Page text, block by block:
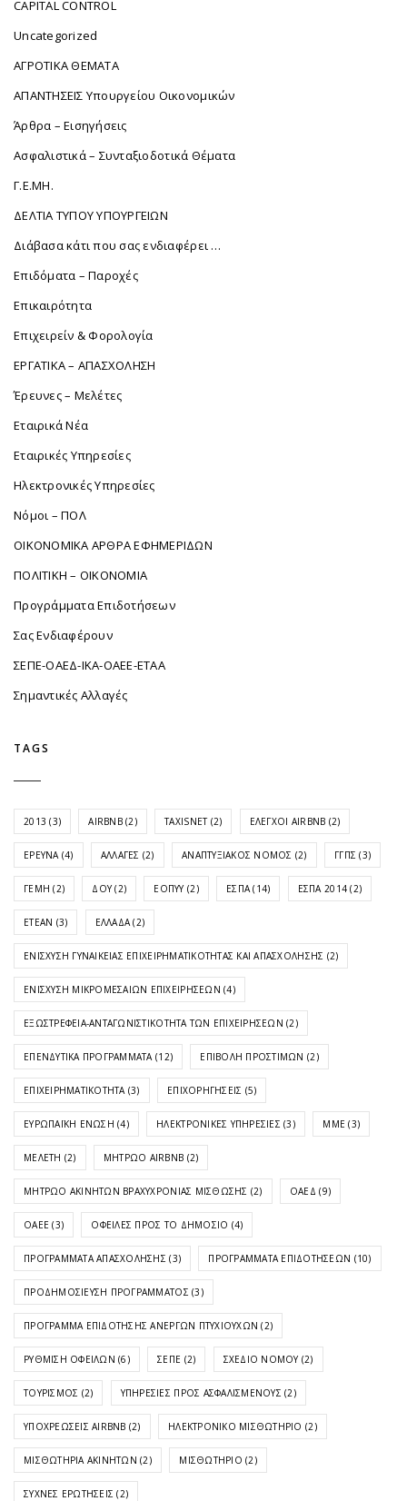
CAPITAL CONTROL
Uncategorized
ΑΓΡΟΤΙΚΑ ΘΕΜΑΤΑ
ΑΠΑΝΤΗΣΕΙΣ Υπουργείου Οικονομικών
Άρθρα – Εισηγήσεις
Ασφαλιστικά – Συνταξιοδοτικά Θέματα
Γ.Ε.ΜΗ.
ΔΕΛΤΙΑ ΤΥΠΟΥ ΥΠΟΥΡΓΕΙΩΝ
Διάβασα κάτι που σας ενδιαφέρει …
Επιδόματα – Παροχές
Επικαιρότητα
Επιχειρείν & Φορολογία
ΕΡΓΑΤΙΚΑ – ΑΠΑΣΧΟΛΗΣΗ
Έρευνες – Μελέτες
Εταιρικά Νέα
Εταιρικές Υπηρεσίες
Ηλεκτρονικές Υπηρεσίες
Νόμοι – ΠΟΛ
ΟΙΚΟΝΟΜΙΚΑ ΑΡΘΡΑ ΕΦΗΜΕΡΙΔΩΝ
ΠΟΛΙΤΙΚΗ – ΟΙΚΟΝΟΜΙΑ
Προγράμματα Επιδοτήσεων
Σας Ενδιαφέρουν
ΣΕΠΕ-ΟΑΕΔ-ΙΚΑ-ΟΑΕΕ-ΕΤΑΑ
Σημαντικές Αλλαγές
TAGS
2013 (3) AIRBNB(2) TAXISNET(2) ΈΛΕΓΧΟΙ AIRBNB (2)
ΈΡΕΥΝΑ (4) ΑΛΛΑΓΈΣ (2) ΑΝΑΠΤΥΞΙΑΚΌΣ ΝΌΜΟΣ (2) ΓΓΠΣ (3)
ΓΕΜΗ (2) ΔΟΥ (2) ΕΟΠΥΥ (2) ΕΣΠΑ (14) ΕΣΠΑ 2014 (2)
ΕΤΕΑΝ (3) ΕΛΛΆΔΑ (2)
ΕΝΊΣΧΥΣΗ ΓΥΝΑΙΚΕΊΑΣ ΕΠΙΧΕΙΡΗΜΑΤΙΚΌΤΗΤΑΣ ΚΑΙ ΑΠΑΣΧΌΛΗΣΗΣ (2)
ΕΝΊΣΧΥΣΗ ΜΙΚΡΟΜΕΣΑΊΩΝ ΕΠΙΧΕΙΡΉΣΕΩΝ (4)
ΕΞΩΣΤΡΈΦΕΙΑ-ΑΝΤΑΓΩΝΙΣΤΙΚΌΤΗΤΑ ΤΩΝ ΕΠΙΧΕΙΡΉΣΕΩΝ (2)
ΕΠΕΝΔΥΤΙΚΆ ΠΡΟΓΡΆΜΜΑΤΑ (12) ΕΠΙΒΟΛΉ ΠΡΟΣΤΊΜΩΝ (2)
ΕΠΙΧΕΙΡΗΜΑΤΙΚΌΤΗΤΑ (3) ΕΠΙΧΟΡΗΓΉΣΕΙΣ (5)
ΕΥΡΩΠΑΪΚΉ ΈΝΩΣΗ (4) ΗΛΕΚΤΡΟΝΙΚΈΣ ΥΠΗΡΕΣΊΕΣ (3) ΜΜΕ (3)
ΜΕΛΈΤΗ (2) ΜΗΤΡΏΟ AIRBNB (2)
ΜΗΤΡΏΟ ΑΚΙΝΉΤΩΝ ΒΡΑΧΥΧΡΌΝΙΑΣ ΜΊΣΘΩΣΗΣ (2) ΟΑΕΔ (9)
ΟΑΕΕ (3) ΟΦΕΙΛΈΣ ΠΡΟΣ ΤΟ ΔΗΜΌΣΙΟ (4)
ΠΡΟΓΡΆΜΜΑΤΑ ΑΠΑΣΧΌΛΗΣΗΣ (3) ΠΡΟΓΡΆΜΜΑΤΑ ΕΠΙΔΟΤΉΣΕΩΝ (10)
ΠΡΟΔΗΜΟΣΊΕΥΣΗ ΠΡΟΓΡΆΜΜΑΤΟΣ (3)
ΠΡΌΓΡΑΜΜΑ ΕΠΙΔΌΤΗΣΗΣ ΑΝΈΡΓΩΝ ΠΤΥΧΙΟΎΧΩΝ (2)
ΡΎΘΜΙΣΗ ΟΦΕΙΛΏΝ (6) ΣΕΠΕ (2) ΣΧΈΔΙΟ ΝΌΜΟΥ (2)
ΤΟΥΡΙΣΜΌΣ (2) ΥΠΗΡΕΣΊΕΣ ΠΡΟΣ ΑΣΦΑΛΙΣΜΈΝΟΥΣ (2)
ΥΠΟΧΡΕΏΣΕΙΣ AIRBNB (2) ΗΛΕΚΤΡΟΝΙΚΌ ΜΙΣΘΩΤΉΡΙΟ (2)
ΜΙΣΘΩΤΉΡΙΑ ΑΚΙΝΉΤΩΝ (2) ΜΙΣΘΩΤΉΡΙΟ (2)
ΣΥΧΝΈΣ ΕΡΩΤΉΣΕΙΣ (2)